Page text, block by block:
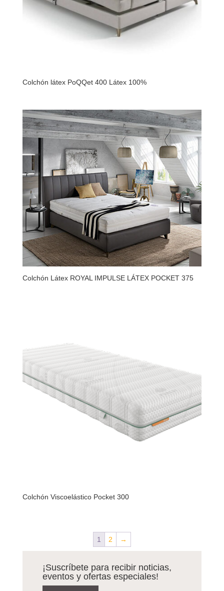
Colchón látex PoQQet 400 Látex 100%
Colchón Látex ROYAL IMPULSE LÁTEX POCKET 375
Colchón Viscoelástico Pocket 300
1 2 →
¡Suscríbete para recibir noticias,
eventos y ofertas especiales!